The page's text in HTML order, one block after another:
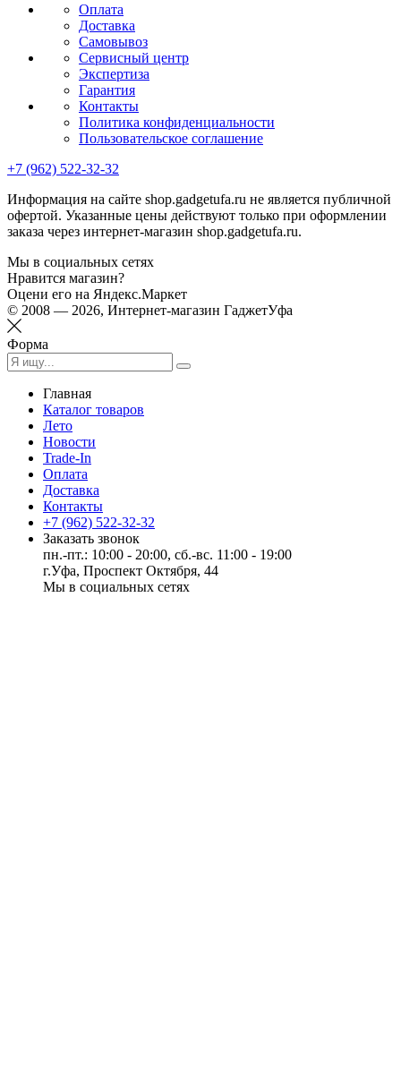
Оплата
Доставка
Самовывоз
Сервисный центр
Экспертиза
Гарантия
Контакты
Политика конфиденциальности
Пользовательское соглашение
+7 (962) 522-32-32
Информация на сайте shop.gadgetufa.ru не является публичной
офертой. Указанные цены действуют только при оформлении
заказа через интернет-магазин shop.gadgetufa.ru.
Мы в социальных сетях
Нравится магазин?
Оцени его на Яндекс.Маркет
© 2008 — 2026, Интернет-магазин ГаджетУфа
Форма
Главная
Каталог товаров
Лето
Новости
Trade-In
Оплата
Доставка
Контакты
+7 (962) 522-32-32
Заказать звонок
пн.-пт.: 10:00 - 20:00, сб.-вс. 11:00 - 19:00
г.Уфа, Проспект Октября, 44
Мы в социальных сетях